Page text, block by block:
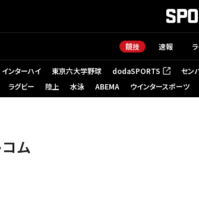
競技 速報
インターハイ 東京六大学野球 dodaSPORTS
（新しいタブで開く） セン
ラグビー 陸上 水泳 ABEMA ウインタースポーツ
ム